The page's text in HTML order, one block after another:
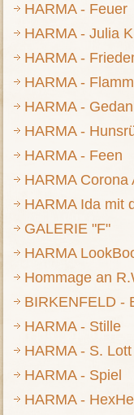
HARMA - Feuer
HARMA - Julia
HARMA -
HARMA -
HARMA -
HARMA -
HARMA - Feen
HARMA Corona
HARMA Ida mit
GALERIE "F"
HARMA
Hommage an
BIRKENFELD -
HARMA - Stille
HARMA - S. Lott
HARMA - Spiel
HARMA -